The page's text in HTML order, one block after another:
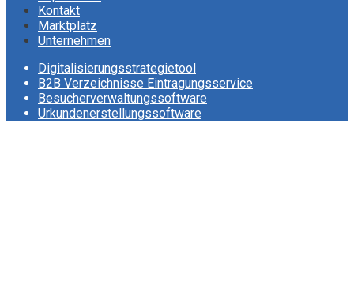
Kontakt
Marktplatz
Unternehmen
Digitalisierungsstrategietool
B2B Verzeichnisse Eintragungsservice
Besucherverwaltungssoftware
Urkundenerstellungssoftware